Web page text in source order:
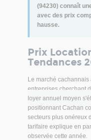
autour de la gare a
marché, avenue
de 750 m² autour
véritable lieu de
Arcueil-Cachan, en
et la future ligne 15
mise en service en
voyageurs par jour
les 32 000
kilomètre autour de
1 minute de la
d'Orly en 12
actuelle. Il est à
pôles universitaires
(94230) connaît
avec des prix
hausse.
Prix
Tendances
Le marché
entreprises cherchant
loyer annuel moyen
positionnant Cachan
secteurs plus onéreux
tarifaire explique en
observée cette année.